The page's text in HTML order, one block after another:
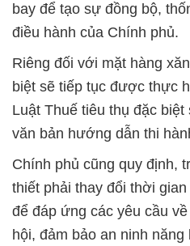
bay để tạo sự đồng bộ,
điều hành của Chính phủ.
Riêng đối với mặt hàng
biệt sẽ tiếp tục được thực
Luật Thuế tiêu thụ đặc
văn bản hướng dẫn thi
Chính phủ cũng quy định,
thiết phải thay đổi thời
để đáp ứng các yêu cầu
hội, đảm bảo an ninh